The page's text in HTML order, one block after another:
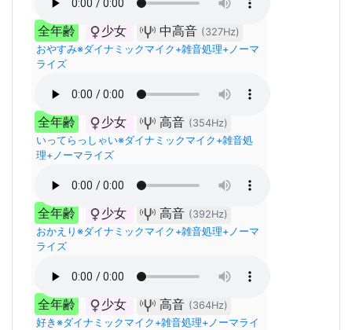
全年齢 少女 中高音 (327Hz)
おやすみ※ダイナミックマイク+雑音処理+ノーマ
ライズ
全年齢 少女 高音 (354Hz)
いってらっしゃい※ダイナミックマイク+雑音処
理+ノーマライズ
全年齢 少女 高音 (392Hz)
おかえり※ダイナミックマイク+雑音処理+ノーマ
ライズ
全年齢 少女 高音 (364Hz)
好き※ダイナミックマイク+雑音処理+ノーマライ